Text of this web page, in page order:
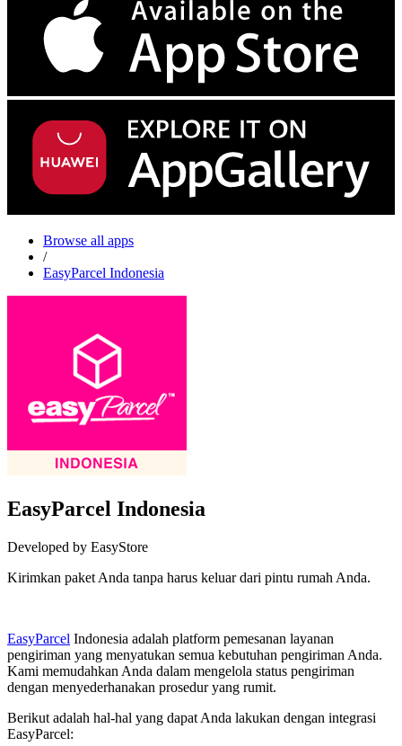
Browse all apps
/
EasyParcel Indonesia
EasyParcel Indonesia
Developed by EasyStore
Kirimkan paket Anda tanpa harus keluar dari pintu rumah Anda.
EasyParcel Indonesia adalah platform pemesanan layanan
pengiriman yang menyatukan semua kebutuhan pengiriman Anda.
Kami memudahkan Anda dalam mengelola status pengiriman
dengan menyederhanakan prosedur yang rumit.
Berikut adalah hal-hal yang dapat Anda lakukan dengan integrasi
EasyParcel: